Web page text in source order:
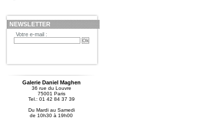
NEWSLETTER
Votre e-mail :
Galerie Daniel Maghen
36 rue du Louvre
75001 Paris
Tel.: 01 42 84 37 39
Du Mardi au Samedi
de 10h30 à 19h00